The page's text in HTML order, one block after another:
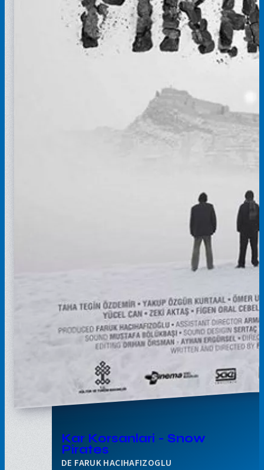
Kar Korsanlari - Snow
Pirates
FARUK HACIHAFIZOGLU